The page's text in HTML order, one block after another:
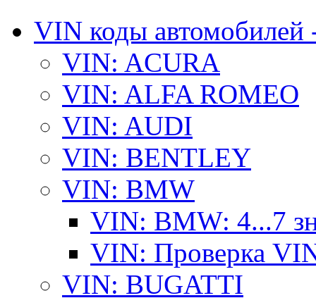
VIN коды автомобилей
VIN: ACURA
VIN: ALFA ROMEO
VIN: AUDI
VIN: BENTLEY
VIN: BMW
VIN: BMW: 4...7
VIN: Проверка
VIN: BUGATTI